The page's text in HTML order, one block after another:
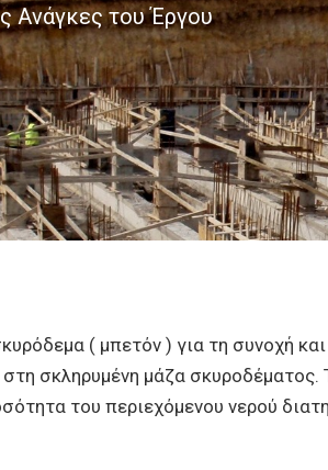
Ανάγκες του Έργου
( μπετόν ) για τη συνοχή
σκληρυμένη μάζα
του περιεχόμενου νερού